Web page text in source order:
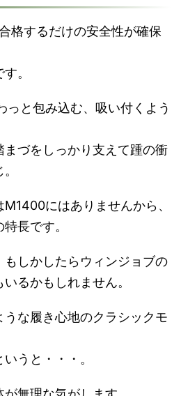
格するだけの安全性が確保
。
っと包み込む、吸い付くよう
まづをしっかり支えて踵の衝
にはありませんから、
長です。
もしかしたらウィンジョブの
るかもしれません。
な履き心地のクラシックモ
うと・・・。